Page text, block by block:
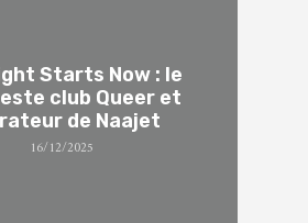
Starts Now : le
club Queer et
de Naajet
16/12/2025